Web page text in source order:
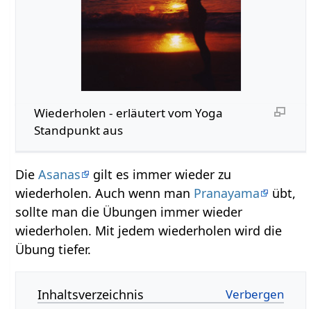
Wiederholen‏‎ - erläutert vom Yoga
Standpunkt aus
DieAsanas
gilt es immer wieder zu
wiederholen. Auch wenn man Pranayama
übt,
sollte man die Übungen immer wieder
wiederholen. Mit jedem wiederholen wird die
Übung tiefer.
Inhaltsverzeichnis